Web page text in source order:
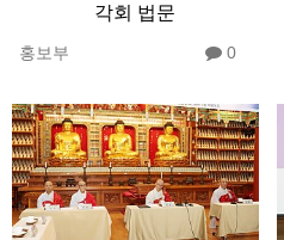
각회 법문
홍보부 0